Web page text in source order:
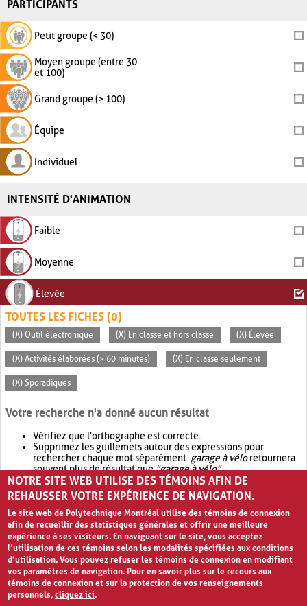
PARTICIPANTS
Petit groupe (< 30)
Moyen groupe (entre 30
et 100)
Grand groupe (> 100)
Équipe
Individuel
INTENSITÉ D'ANIMATION
Faible
Moyenne
Élevée
TOUTES LES FICHES (0)
(X) Outil électronique (X) En classe et hors classe (X) Élevée
(X) Activités élaborées (> 60 minutes) (X) En classe seulement
(X) Sporadiques
Votre recherche n'a donné aucun résultat
Vérifiez que l'orthographe est correcte.
Supprimez les guillemets autour des expressions pour
rechercher chaque mot séparément. garage à véloretournera
souvent plus de résultat que"garage à vélo".
Envisagez d'élargir votre recherche avec OR.garage OR vélo
retournera souvent plus de résultat quegarage à vélo
NOTRE SITE WEB UTILISE DES TÉMOINS AFIN DE
REHAUSSER VOTRE EXPÉRIENCE DE NAVIGATION.
Le site web de Polytechnique Montréal utilise des témoins de connexion
afin de recueillir des statistiques générales et offrir une meilleure
expérience à ses visiteurs. En naviguant sur le site, vous acceptez
l’utilisation de ces témoins selon les modalités spécifiées aux conditions
d’utilisation. Vous pouvez refuser les témoins de connexion en modifiant
vos paramètres de navigation. Pour en savoir plus sur le recours aux
témoins de connexion et sur la protection de vos renseignements
personnels,cliquez ici.